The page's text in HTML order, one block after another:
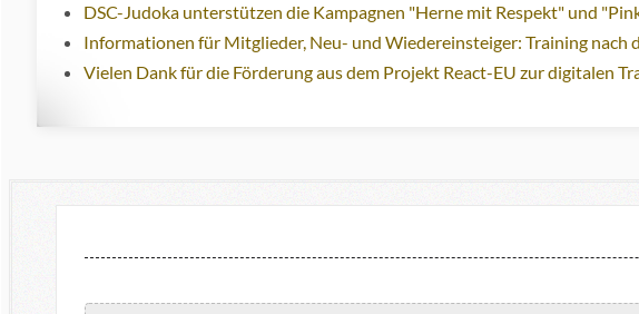
DSC-Judoka unterstützen die Kampagnen "Herne mit Respekt" und
Informationen für Mitglieder, Neu- und Wiedereinsteiger: Training nach
Vielen Dank für die Förderung aus dem Projekt React-EU zur digitalen